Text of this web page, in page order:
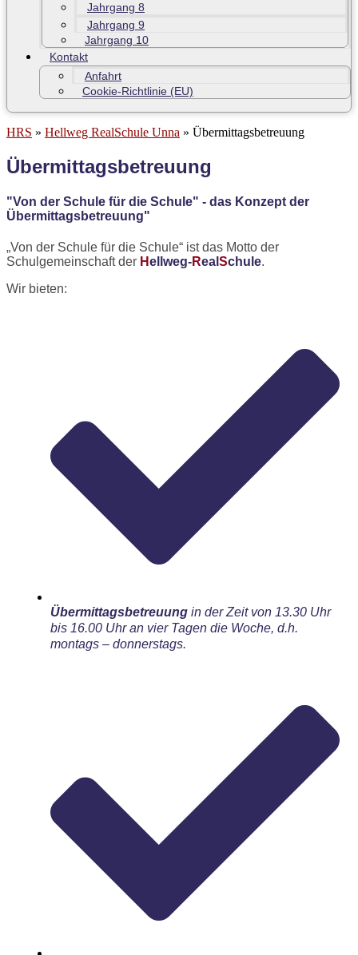
Jahrgang 8
Jahrgang 9
Jahrgang 10
Kontakt
Anfahrt
Cookie-Richtlinie (EU)
HRS » Hellweg RealSchule Unna » Übermittagsbetreuung
Übermittagsbetreuung
"Von der Schule für die Schule" - das Konzept der
Übermittagsbetreuung"
„Von der Schule für die Schule“ ist das Motto der
Schulgemeinschaft der Hellweg-Real Schule.
Wir bieten:
Übermittagsbetreuung in der Zeit von 13.30 Uhr
bis 16.00 Uhr an vier Tagen die Woche, d.h.
montags – donnerstags.